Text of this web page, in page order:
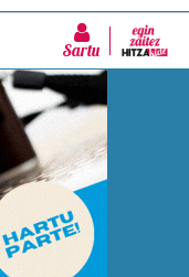
Sartu